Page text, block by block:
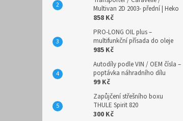
Multivan 2D 2003- přední | Heko
858 Kč
PRO-LONG OIL plus –
multifunkční přísada do oleje
985 Kč
Autodíly podle VIN / OEM čísla –
poptávka náhradního dílu
99 Kč
Zapůjčení střešního boxu
THULE Spirit 820
300 Kč